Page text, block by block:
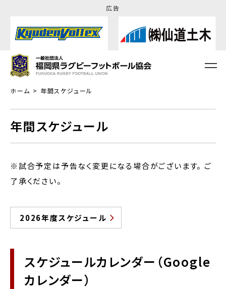
広告
ホーム 年間スケジュール
年間スケジュール
※試合予定は予告なく変更 になる場合がございます。 ご
了承ください。
2026年度スケジュール
スケジュールカレンダー（Google
カレンダー）